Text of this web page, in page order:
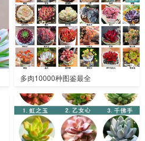
多肉10000种图鉴最全